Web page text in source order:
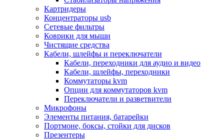
Блинницы
Вакуумные упаковщики
Весы кухонные
Гриль
Дистилляторы
Йогуртницы
Кофеварки и кофемашины
Кофемолки
Кухонные комбайны
Ломтерезки
Микроволновые печи
Миксеры
Мини-печи
Мойки
Мультиварки
Картридеры
Концентраторы usb
Сетевые фильтры
Коврики для мыши
Чистящие средства
Кабели, шлейфы и переключатели
Кабели, переходники для аудио и видео
Кабели, шлейфы, переходники
Коммутаторы kvm
Опции для коммутаторов kvm
Переключатели и разветвители
Микрофоны
Элементы питания, батарейки
Портмоне, боксы, стойки для дисков
Презентеры